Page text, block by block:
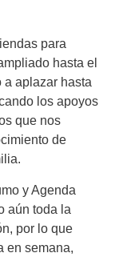
para
hasta el
a aplazar hasta
los apoyos
que nos
de
y Agenda
aún toda la
por lo que
en semana,